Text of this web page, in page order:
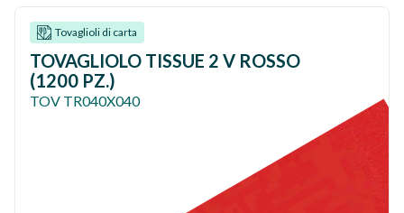
Tovaglioli di carta
TOVAGLIOLO TISSUE 2 V ROSSO
(1200 PZ.)
TOV TR040X040